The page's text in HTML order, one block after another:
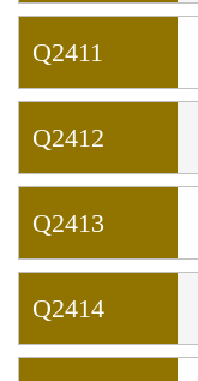
Q2411
Q2412
Q2413
Q2414